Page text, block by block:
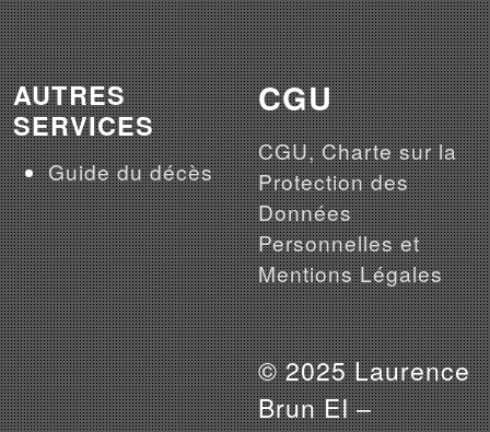
AUTRES
SERVICES
Guide du décès
CGU
CGU, Charte sur la
Protection des
Données
Personnelles et
Mentions Légales
© 2025 Laurence
Brun EI –